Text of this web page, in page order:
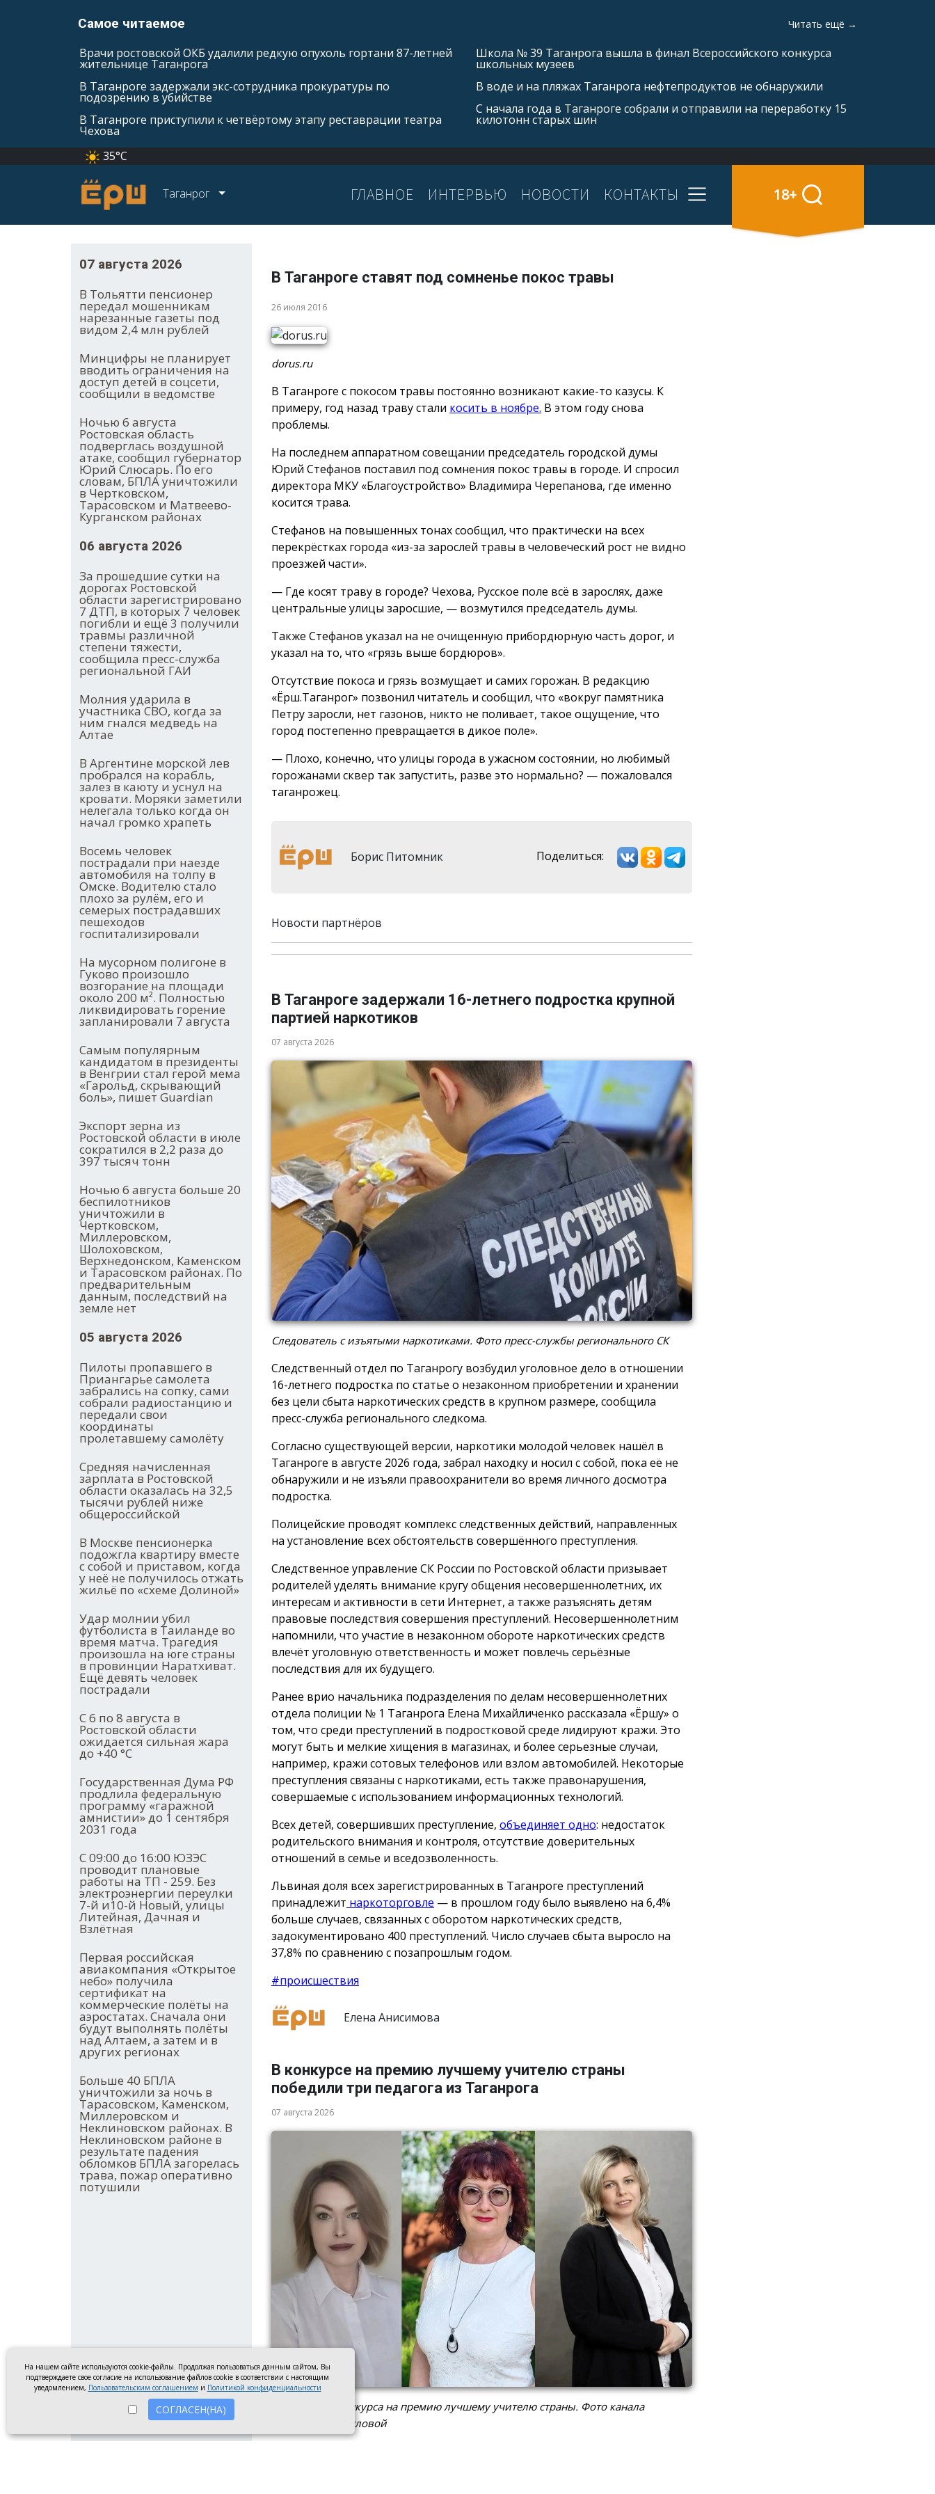
Самое читаемое Читать ещё →
Врачи ростовской ОКБ удалили редкую опухоль гортани 87-летней
жительнице Таганрога
В Таганроге задержали экс-сотрудника прокуратуры по
подозрению в убийстве
В Таганроге приступили к четвёртому этапу реставрации театра
Чехова
Школа № 39 Таганрога вышла в финал Всероссийского конкурса
школьных музеев
В воде и на пляжах Таганрога нефтепродуктов не обнаружили
С начала года в Таганроге собрали и отправили на переработку 15
килотонн старых шин
35°C
Таганрог ГЛАВНОЕ ИНТЕРВЬЮ НОВОСТИ КОНТАКТЫ 18+
07 августа 2026
В Тольятти пенсионер
передал мошенникам
нарезанные газеты под
видом 2,4 млн рублей
Минцифры не планирует
вводить ограничения на
доступ детей в соцсети,
сообщили в ведомстве
Ночью 6 августа
Ростовская область
подверглась воздушной
атаке, сообщил губернатор
Юрий Слюсарь. По его
словам, БПЛА уничтожили
в Чертковском,
Тарасовском и Матвеево-
Курганском районах
06 августа 2026
За прошедшие сутки на
дорогах Ростовской
области зарегистрировано
7 ДТП, в которых 7 человек
погибли и ещё 3 получили
травмы различной
степени тяжести,
сообщила пресс-служба
региональной ГАИ
Молния ударила в
участника СВО, когда за
ним гнался медведь на
Алтае
В Аргентине морской лев
пробрался на корабль,
залез в каюту и уснул на
кровати. Моряки заметили
нелегала только когда он
начал громко храпеть
Восемь человек
пострадали при наезде
автомобиля на толпу в
Омске. Водителю стало
плохо за рулём, его и
семерых пострадавших
пешеходов
госпитализировали
На мусорном полигоне в
Гуково произошло
возгорание на площади
около 200 м². Полностью
ликвидировать горение
запланировали 7 августа
Самым популярным
кандидатом в президенты
в Венгрии стал герой мема
«Гарольд, скрывающий
боль», пишет Guardian
Экспорт зерна из
Ростовской области в июле
сократился в 2,2 раза до
397 тысяч тонн
Ночью 6 августа больше 20
беспилотников
уничтожили в
Чертковском,
Миллеровском,
Шолоховском,
Верхнедонском, Каменском
и Тарасовском районах. По
предварительным
данным, последствий на
земле нет
05 августа 2026
Пилоты пропавшего в
Приангарье самолета
забрались на сопку, сами
собрали радиостанцию и
передали свои
координаты
пролетавшему самолёту
Средняя начисленная
зарплата в Ростовской
области оказалась на 32,5
тысячи рублей ниже
общероссийской
В Москве пенсионерка
подожгла квартиру вместе
с собой и приставом, когда
у неё не получилось отжать
жильё по «схеме Долиной»
Удар молнии убил
футболиста в Таиланде во
время матча. Трагедия
произошла на юге страны
в провинции Наратхиват.
Ещё девять человек
пострадали
С 6 по 8 августа в
Ростовской области
ожидается сильная жара
до +40 °С
Государственная Дума РФ
продлила федеральную
программу «гаражной
амнистии» до 1 сентября
2031 года
С 09:00 до 16:00 ЮЗЭС
проводит плановые
работы на ТП - 259. Без
электроэнергии переулки
7-й и10-й Новый, улицы
Литейная, Дачная и
Взлётная
Первая российская
авиакомпания «Открытое
небо» получила
сертификат на
коммерческие полёты на
аэростатах. Сначала они
будут выполнять полёты
над Алтаем, а затем и в
других регионах
Больше 40 БПЛА
уничтожили за ночь в
Тарасовском, Каменском,
Миллеровском и
Неклиновском районах. В
Неклиновском районе в
результате падения
обломков БПЛА загорелась
трава, пожар оперативно
потушили
В Таганроге ставят под сомненье покос травы
26 июля 2016
dorus.ru
В Таганроге с покосом травы постоянно возникают какие-то казусы. К
примеру, год назад траву стали косить в ноябре. В этом году снова
проблемы.
На последнем аппаратном совещании председатель городской думы
Юрий Стефанов поставил под сомнения покос травы в городе. И спросил
директора МКУ «Благоустройство» Владимира Черепанова, где именно
косится трава.
Стефанов на повышенных тонах сообщил, что практически на всех
перекрёстках города «из-за зарослей травы в человеческий рост не видно
проезжей части».
— Где косят траву в городе? Чехова, Русское поле всё в зарослях, даже
центральные улицы заросшие, — возмутился председатель думы.
Также Стефанов указал на не очищенную прибордюрную часть дорог, и
указал на то, что «грязь выше бордюров».
Отсутствие покоса и грязь возмущает и самих горожан. В редакцию
«Ёрш.Таганрог» позвонил читатель и сообщил, что «вокруг памятника
Петру заросли, нет газонов, никто не поливает, такое ощущение, что
город постепенно превращается в дикое поле».
— Плохо, конечно, что улицы города в ужасном состоянии, но любимый
горожанами сквер так запустить, разве это нормально? — пожаловался
таганрожец.
Борис Питомник Поделиться:
Новости партнёров
В Таганроге задержали 16-летнего подростка крупной
партией наркотиков
07 августа 2026
Следователь с изъятыми наркотиками. Фото пресс-службы регионального СК
Следственный отдел по Таганрогу возбудил уголовное дело в отношении
16-летнего подростка по статье о незаконном приобретении и хранении
без цели сбыта наркотических средств в крупном размере, сообщила
пресс-служба регионального следкома.
Согласно существующей версии, наркотики молодой человек нашёл в
Таганроге в августе 2026 года, забрал находку и носил с собой, пока её не
обнаружили и не изъяли правоохранители во время личного досмотра
подростка.
Полицейские проводят комплекс следственных действий, направленных
на установление всех обстоятельств совершённого преступления.
Следственное управление СК России по Ростовской области призывает
родителей уделять внимание кругу общения несовершеннолетних, их
интересам и активности в сети Интернет, а также разъяснять детям
правовые последствия совершения преступлений. Несовершеннолетним
напомнили, что участие в незаконном обороте наркотических средств
влечёт уголовную ответственность и может повлечь серьёзные
последствия для их будущего.
Ранее врио начальника подразделения по делам несовершеннолетних
отдела полиции № 1 Таганрога Елена Михайличенко рассказала «Ёршу» о
том, что среди преступлений в подростковой среде лидируют кражи. Это
могут быть и мелкие хищения в магазинах, и более серьезные случаи,
например, кражи сотовых телефонов или взлом автомобилей. Некоторые
преступления связаны с наркотиками, есть также правонарушения,
совершаемые с использованием информационных технологий.
Всех детей, совершивших преступление, объединяет одно: недостаток
родительского внимания и контроля, отсутствие доверительных
отношений в семье и вседозволенность.
Львиная доля всех зарегистрированных в Таганроге преступлений
принадлежит наркоторговле — в прошлом году было выявлено на 6,4%
больше случаев, связанных с оборотом наркотических средств,
задокументировано 400 преступлений. Число случаев сбыта выросло на
37,8% по сравнению с позапрошлым годом.
#происшествия
Елена Анисимова
В конкурсе на премию лучшему учителю страны
победили три педагога из Таганрога
07 августа 2026
Финалистки конкурса на премию лучшему учителю страны. Фото канала
Светланы Камбуловой
На нашем сайте используются cookie-файлы. Продолжая пользоваться данным сайтом, Вы
подтверждаете свое согласие на использование файлов cookie в соответствии с настоящим
уведомлением, Пользовательским соглашением и Политикой конфиденциальности
СОГЛАСЕН(НА)